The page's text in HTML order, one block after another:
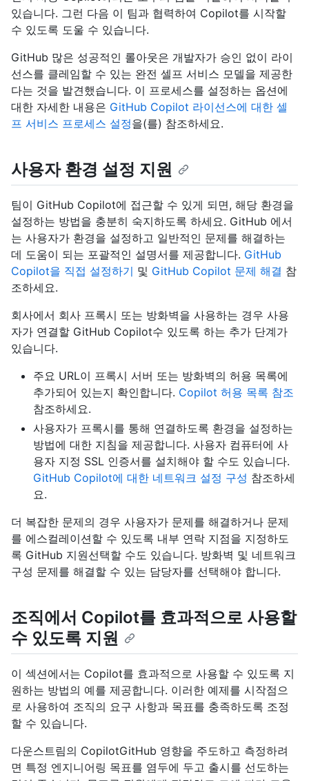
있습니다. 그런 다음 이 팀과 협력하여 Copilot를 시작할
수 있도록 도울 수 있습니다.
GitHub 많은 성공적인 롤아웃은 개발자가 승인 없이 라이
선스를 클레임할 수 있는 완전 셀프 서비스 모델을 제공한
다는 것을 발견했습니다. 이 프로세스를 설정하는 옵션에
대한 자세한 내용은 GitHub Copilot 라이선스에 대한 셀
프 서비스 프로세스 설정을(를) 참조하세요.
사용자 환경 설정 지원
팀이 GitHub Copilot에 접근할 수 있게 되면, 해당 환경을
설정하는 방법을 충분히 숙지하도록 하세요. GitHub 에서
는 사용자가 환경을 설정하고 일반적인 문제를 해결하는
데 도움이 되는 포괄적인 설명서를 제공합니다. GitHub
Copilot을 직접 설정하기 및 GitHub Copilot 문제 해결 참
조하세요.
회사에서 회사 프록시 또는 방화벽을 사용하는 경우 사용
자가 연결할 GitHub Copilot수 있도록 하는 추가 단계가
있습니다.
주요 URL이 프록시 서버 또는 방화벽의 허용 목록에
추가되어 있는지 확인합니다. Copilot 허용 목록 참조
참조하세요.
사용자가 프록시를 통해 연결하도록 환경을 설정하는
방법에 대한 지침을 제공합니다. 사용자 컴퓨터에 사
용자 지정 SSL 인증서를 설치해야 할 수도 있습니다.
GitHub Copilot에 대한 네트워크 설정 구성 참조하세
요.
더 복잡한 문제의 경우 사용자가 문제를 해결하거나 문제
를 에스컬레이션할 수 있도록 내부 연락 지점을 지정하도
록 GitHub 지원선택할 수도 있습니다. 방화벽 및 네트워크
구성 문제를 해결할 수 있는 담당자를 선택해야 합니다.
조직에서 Copilot를 효과적으로 사용할
수 있도록 지원
이 섹션에서는 Copilot를 효과적으로 사용할 수 있도록 지
원하는 방법의 예를 제공합니다. 이러한 예제를 시작점으
로 사용하여 조직의 요구 사항과 목표를 충족하도록 조정
할 수 있습니다.
다운스트림의 CopilotGitHub 영향을 주도하고 측정하려
면 특정 엔지니어링 목표를 염두에 두고 출시를 선도하는